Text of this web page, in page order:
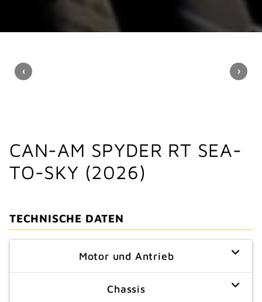
CAN-AM SPYDER RT SEA-
TO-SKY (2026)
TECHNISCHE DATEN
Motor und Antrieb
Chassis